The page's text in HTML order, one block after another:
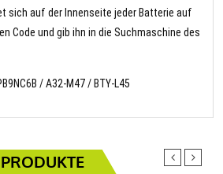
sich auf der Innenseite jeder Batterie auf
Code und gib ihn in die Suchmaschine des
/ A32-M47 / BTY-L45